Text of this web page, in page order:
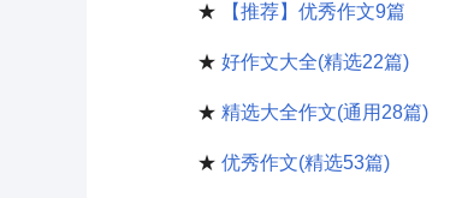
★ 【推荐】优秀作文9篇
★ 好作文大全(精选22篇)
★ 精选大全作文(通用28篇)
★ 优秀作文(精选53篇)